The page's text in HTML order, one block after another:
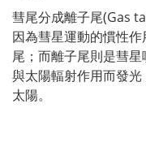
彗尾分成離子尾(Gas
因為彗星運動的慣性
尾；而離子尾則是彗
與太陽輻射作用而發
太陽。